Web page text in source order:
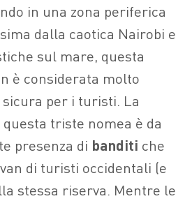
in una zona periferica
dalla caotica Nairobi e
sul mare, questa
è considerata molto
per i turisti. La
triste nomea è da
presenza di banditi che
di turisti occidentali (e
stessa riserva. Mentre le